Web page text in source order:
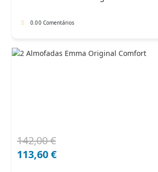
0.00 Comentários
142,00€
O
preço
113,60€
O
preço